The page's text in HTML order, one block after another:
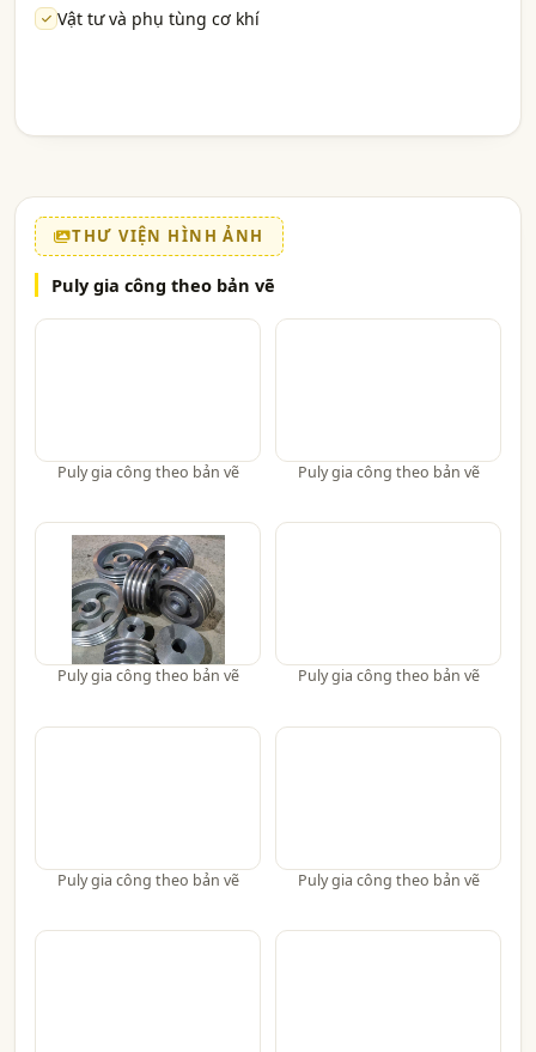
Vật tư và phụ tùng cơ khí
THƯ VIỆN HÌNH ẢNH
Puly gia công theo bản vẽ
Puly gia công theo bản vẽ Puly gia công theo bản vẽ
Puly gia công theo bản vẽ Puly gia công theo bản vẽ
Puly gia công theo bản vẽ Puly gia công theo bản vẽ